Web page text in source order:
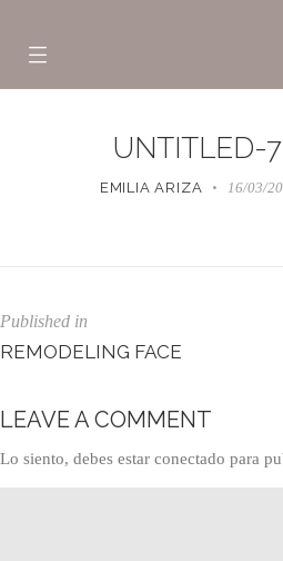
UNTITLED-
EMILIA ARIZA 16/03/
Published in
REMODELING FACE
LEAVE A COMMENT
Lo siento, debes estar conectado para